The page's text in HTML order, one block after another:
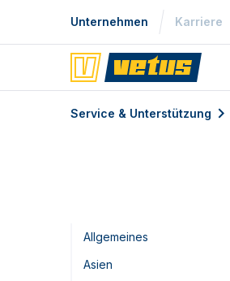
Unternehmen Karriere
Service & Unterstützung
Allgemeines
Asien